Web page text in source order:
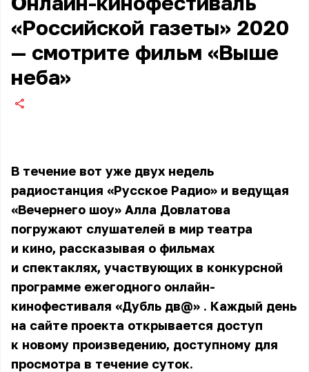
«Российской газеты» 2020
— смотрите фильм «Выше
неба»
В течение вот уже двух недель
радиостанция «Русское Радио» и ведущая
«Вечернего шоу» Алла Довлатова
погружают слушателей в мир театра
и кино, рассказывая о фильмах
и спектаклях, участвующих в конкурсной
программе ежегодного онлайн-
кинофестиваля «Дубль дв@» . Каждый день
на сайте проекта открывается доступ
к новому произведению, доступному для
просмотра в течение суток.